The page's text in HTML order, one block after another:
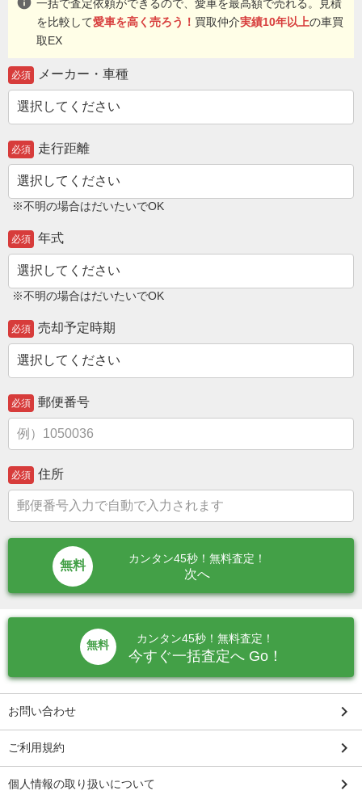
一括で査定依頼ができるので、愛車を最高額で売れる。見積
を比較して愛車を高く売ろう！ 買取仲介実績10年以上の車買
取EX
必須 メーカー・車種
必須 走行距離
※不明の場合はだいたいでOK
必須 年式
※不明の場合はだいたいでOK
必須 売却予定時期
必須 郵便番号
必須 住所
カンタン45秒！無料査定！
次へ
無料
カンタン45秒！無料査定！
今すぐ一括査定へ Go！
お問い合わせ keyboard_arrow_right
ご利用規約 keyboard_arrow_right
個人情報の取り扱いについて keyboard_arrow_right